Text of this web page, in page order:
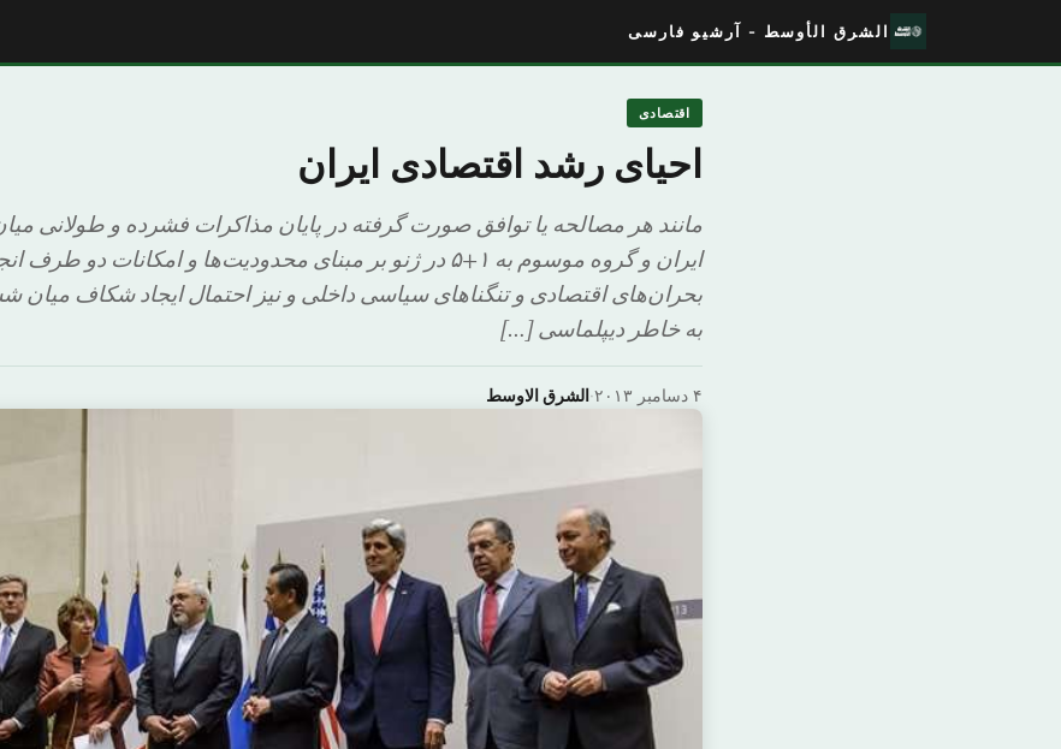
الشرق الأوسط - آرشیو فارسی
اقتصادی
احیای رشد اقتصادی ایران
مانند هر مصالحه یا توافق صورت گرفته در پایان مذاکرات فشرده و طولانی
ایران و گروه موسوم به ۱+۵ در ژنو بر مبنای محدودیت‌ها و امکانات
بحران‌های اقتصادی و تنگناهای سیاسی داخلی و نیز احتمال ایجاد شکاف
به خاطر دیپلماسی […]
الشرق الاوسط· ۴ دسامبر ۲۰۱۳